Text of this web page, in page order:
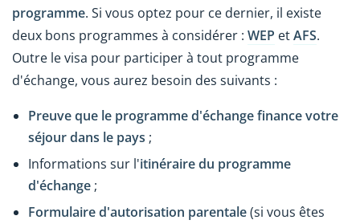
programme. Si vous optez pour ce dernier, il existe
deux bons programmes à considérer : WEP etAFS.
Outre le visa pour participer à tout programme
d'échange, vous aurez besoin des suivants :
Preuve que le programme d'échange finance votre
séjour dans le pays ;
Informations sur l'itinéraire du programme
d'échange ;
Formulaire d'autorisation parentale(si vous êtes